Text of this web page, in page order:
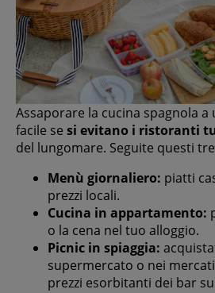
Assaporare la cucina spagnola a
facile se si evitano i ristoranti
del lungomare. Seguite questi
Menù giornaliero: piatti
prezzi locali.
Cucina in appartamento:
o la cena nel tuo alloggio.
Picnic in spiaggia:
supermercato o nei
prezzi esorbitanti dei bar